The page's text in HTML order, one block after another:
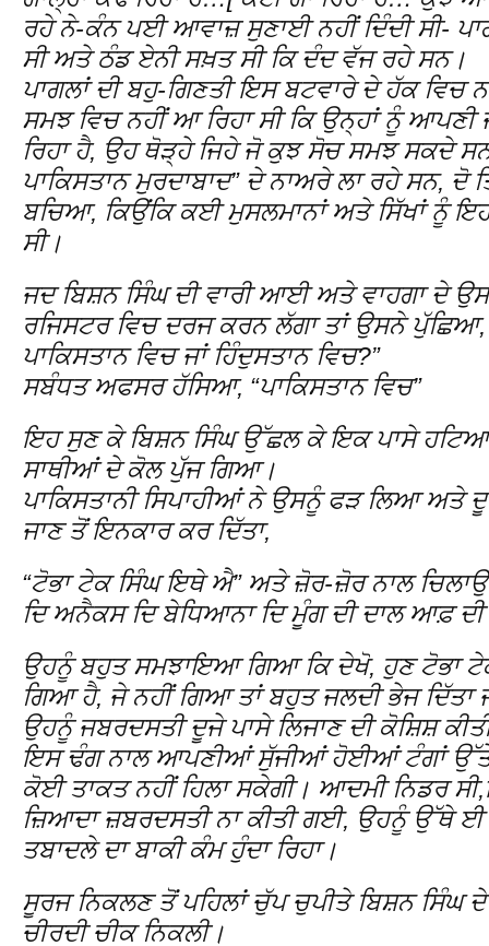
ਰਹੇ ਨੇ-ਕੰਨ ਪਈ ਆਵਾਜ਼ ਸੁਣਾਈ ਨਹੀਂ ਦਿੰਦੀ ਸੀ-
ਸੀ ਅਤੇ ਠੰਡ ਏਨੀ ਸਖ਼ਤ ਸੀ ਕਿ ਦੰਦ ਵੱਜ ਰਹੇ ਸਨ।
ਪਾਗਲਾਂ ਦੀ ਬਹੁ-ਗਿਣਤੀ ਇਸ ਬਟਵਾਰੇ ਦੇ ਹੱਕ ਵਿਚ
ਸਮਝ ਵਿਚ ਨਹੀਂ ਆ ਰਿਹਾ ਸੀ ਕਿ ਉਨ੍ਹਾਂ ਨੂੰ
ਰਿਹਾ ਹੈ, ਉਹ ਥੋੜ੍ਹੇ ਜਿਹੇ ਜੋ ਕੁਝ ਸੋਚ ਸਮਝ ਸਕਦੇ
ਪਾਕਿਸਤਾਨ ਮੁਰਦਾਬਾਦ” ਦੇ ਨਾਅਰੇ ਲਾ ਰਹੇ ਸਨ, ਦੋ
ਬਚਿਆ, ਕਿਉਂਕਿ ਕਈ ਮੁਸਲਮਾਨਾਂ ਅਤੇ ਸਿੱਖਾਂ ਨੂੰ
ਸੀ।
ਜਦ ਬਿਸ਼ਨ ਸਿੰਘ ਦੀ ਵਾਰੀ ਆਈ ਅਤੇ ਵਾਹਗਾ ਦੇ
ਰਜਿਸਟਰ ਵਿਚ ਦਰਜ ਕਰਨ ਲੱਗਾ ਤਾਂ ਉਸਨੇ
ਪਾਕਿਸਤਾਨ ਵਿਚ ਜਾਂ ਹਿੰਦੁਸਤਾਨ ਵਿਚ?”
ਸਬੰਧਤ ਅਫਸਰ ਹੱਸਿਆ, “ਪਾਕਿਸਤਾਨ ਵਿਚ”
ਇਹ ਸੁਣ ਕੇ ਬਿਸ਼ਨ ਸਿੰਘ ਉੱਛਲ ਕੇ ਇਕ ਪਾਸੇ
ਸਾਥੀਆਂ ਦੇ ਕੋਲ ਪੁੱਜ ਗਿਆ।
ਪਾਕਿਸਤਾਨੀ ਸਿਪਾਹੀਆਂ ਨੇ ਉਸਨੂੰ ਫੜ ਲਿਆ ਅਤੇ
ਜਾਣ ਤੋਂ ਇਨਕਾਰ ਕਰ ਦਿੱਤਾ,
“ਟੋਭਾ ਟੇਕ ਸਿੰਘ ਇਥੇ ਐ” ਅਤੇ ਜ਼ੋਰ-ਜ਼ੋਰ ਨਾਲ
ਦਿ ਅਨੈਕਸ ਦਿ ਬੇਧਿਆਨਾ ਦਿ ਮੂੰਗ ਦੀ ਦਾਲ ਆਫ਼ ਦੀ
ਉਹਨੂੰ ਬਹੁਤ ਸਮਝਾਇਆ ਗਿਆ ਕਿ ਦੇਖੋ, ਹੁਣ ਟੋਭਾ
ਗਿਆ ਹੈ, ਜੇ ਨਹੀਂ ਗਿਆ ਤਾਂ ਬਹੁਤ ਜਲਦੀ ਭੇਜ ਦਿੱਤਾ
ਉਹਨੂੰ ਜਬਰਦਸਤੀ ਦੂਜੇ ਪਾਸੇ ਲਿਜਾਣ ਦੀ ਕੋਸ਼ਿਸ਼
ਇਸ ਢੰਗ ਨਾਲ ਆਪਣੀਆਂ ਸੁੱਜੀਆਂ ਹੋਈਆਂ ਟੰਗਾਂ ਉੱਤੇ
ਕੋਈ ਤਾਕਤ ਨਹੀਂ ਹਿਲਾ ਸਕੇਗੀ। ਆਦਮੀ ਨਿਡਰ
ਜ਼ਿਆਦਾ ਜ਼ਬਰਦਸਤੀ ਨਾ ਕੀਤੀ ਗਈ, ਉਹਨੂੰ ਉੱਥੇ ਈ
ਤਬਾਦਲੇ ਦਾ ਬਾਕੀ ਕੰਮ ਹੁੰਦਾ ਰਿਹਾ।
ਸੂਰਜ ਨਿਕਲਣ ਤੋਂ ਪਹਿਲਾਂ ਚੁੱਪ ਚੁਪੀਤੇ ਬਿਸ਼ਨ ਸਿੰਘ
ਚੀਰਦੀ ਚੀਕ ਨਿਕਲੀ।